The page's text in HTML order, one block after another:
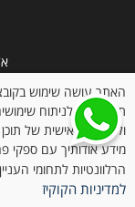
כתובת : קניון M הדרך, צומת ינאי, מושב בית חירות 40291
תפעוליים, לניתוח
ולהתאמה אישית של
מידע אודותיך עם ספקי
הרלוונטיות לתחומי
למדיניות הקוקיז